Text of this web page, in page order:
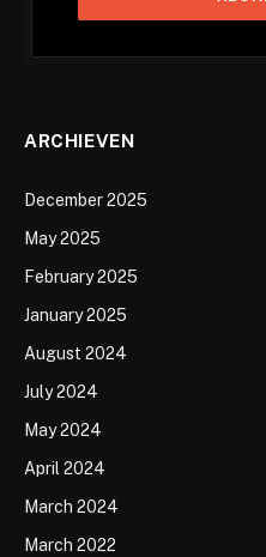
ARCHIEVEN
December 2025
May 2025
February 2025
January 2025
August 2024
July 2024
May 2024
April 2024
March 2024
March 2022